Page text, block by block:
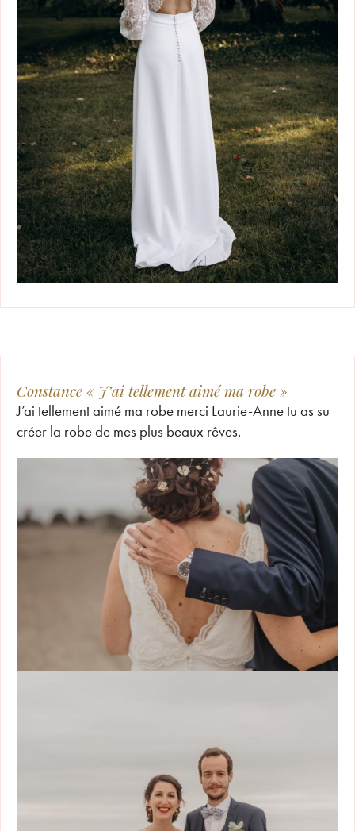
Constance « J’ai tellement aimé ma robe »
J’ai tellement aimé ma robe merci Laurie-Anne tu as su
créer la robe de mes plus beaux rêves.